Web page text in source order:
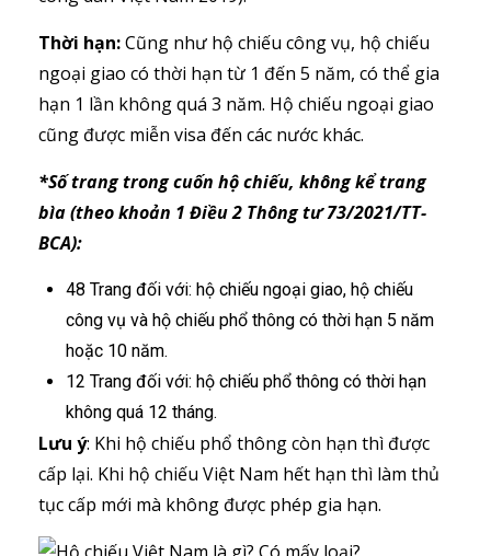
Thời hạn:Cũng như hộ chiếu công vụ, hộ chiếu
ngoại giao có thời hạn từ 1 đến 5 năm, có thể gia
hạn 1 lần không quá 3 năm. Hộ chiếu ngoại giao
cũng được miễn visa đến các nước khác.
*Số trang trong cuốn hộ chiếu, không kể trang
bìa (theo khoản 1 Điều 2 Thông tư 73/2021/TT-
BCA):
48 Trang đối với: hộ chiếu ngoại giao, hộ chiếu
công vụ và hộ chiếu phổ thông có thời hạn 5 năm
hoặc 10 năm.
12 Trang đối với: hộ chiếu phổ thông có thời hạn
không quá 12 tháng.
Lưu ý: Khi hộ chiếu phổ thông còn hạn thì được
cấp lại. Khi hộ chiếu Việt Nam hết hạn thì làm thủ
tục cấp mới mà không được phép gia hạn.